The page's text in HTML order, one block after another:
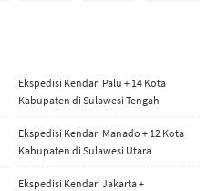
Ekspedisi Kendari Palu + 14 Kota
Kabupaten di Sulawesi Tengah
Ekspedisi Kendari Manado + 12 Kota
Kabupaten di Sulawesi Utara
Ekspedisi Kendari Jakarta +